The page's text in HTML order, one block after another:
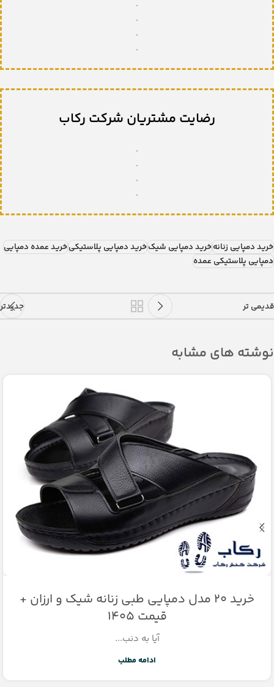
.
.
.
.
رضایت مشتریان شرکت رکاب
.
.
.
.
خرید دمپایی زنانهخرید دمپایی شیکخرید دمپایی پلاستیکیخرید عمده دمپایی
دمپایی پلاستیکی عمده
جدیدتر قدیمی تر
نوشته های مشابه
خرید ۲۰ مدل دمپایی طبی زنانه شیک و ارزان +
قیمت 1405
آیا به دنب...
ادامه مطلب